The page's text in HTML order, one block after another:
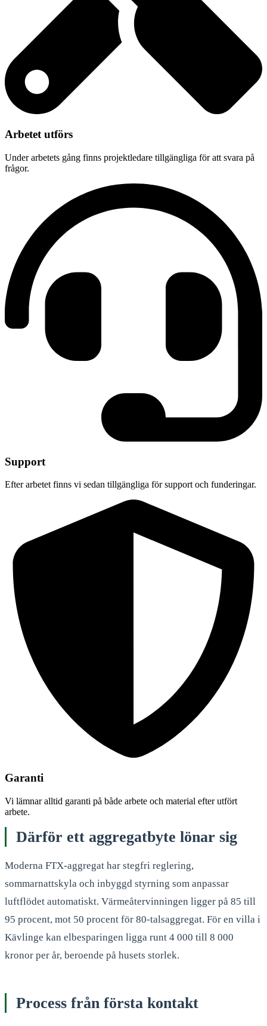
Arbetet utförs
Under arbetets gång finns projektledare tillgängliga för att svara på
frågor.
Support
Efter arbetet finns vi sedan tillgängliga för support och funderingar.
Garanti
Vi lämnar alltid garanti på både arbete och material efter utfört
arbete.
Därför ett aggregatbyte lönar sig
Moderna FTX-aggregat har stegfri reglering,
sommarnattskyla och inbyggd styrning som anpassar
luftflödet automatiskt. Värmeåtervinningen ligger på 85 till
95 procent, mot 50 procent för 80-talsaggregat. För en villa i
Kävlinge kan elbesparingen ligga runt 4 000 till 8 000
kronor per år, beroende på husets storlek.
Process från första kontakt